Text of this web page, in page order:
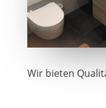
Wir bieten